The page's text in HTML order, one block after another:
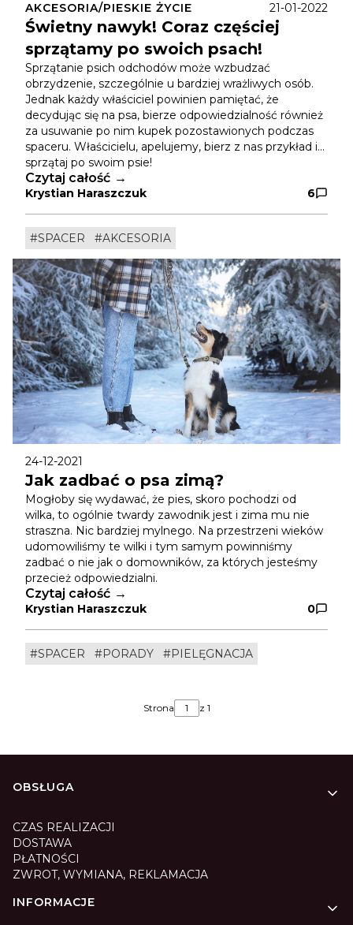
AKCESORIA/PIESKIE ŻYCIE 21-01-2022
Świetny nawyk! Coraz częściej
sprzątamy po swoich psach!
Sprzątanie psich odchodów może wzbudzać
obrzydzenie, szczególnie u bardziej wrażliwych osób.
Jednak każdy właściciel powinien pamiętać, że
decydując się na psa, bierze odpowiedzialność również
za usuwanie po nim kupek pozostawionych podczas
spaceru. Właścicielu, apelujemy, bierz z nas przykład i…
sprzątaj po swoim psie!
Czytaj całość
Krystian Haraszczuk 6
#SPACER #AKCESORIA
24-12-2021
Jak zadbać o psa zimą?
Mogłoby się wydawać, że pies, skoro pochodzi od
wilka, to ogólnie twardy zawodnik jest i zima mu nie
straszna. Nic bardziej mylnego. Na przestrzeni wieków
udomowiliśmy te wilki i tym samym powinniśmy
zadbać o nie jak o domowników, za których jesteśmy
przecież odpowiedzialni.
Czytaj całość
Krystian Haraszczuk 0
#SPACER #PORADY #PIELĘGNACJA
Strona z 1
Linki w stopce
OBSŁUGA
CZAS REALIZACJI
DOSTAWA
PŁATNOŚCI
ZWROT, WYMIANA, REKLAMACJA
INFORMACJE